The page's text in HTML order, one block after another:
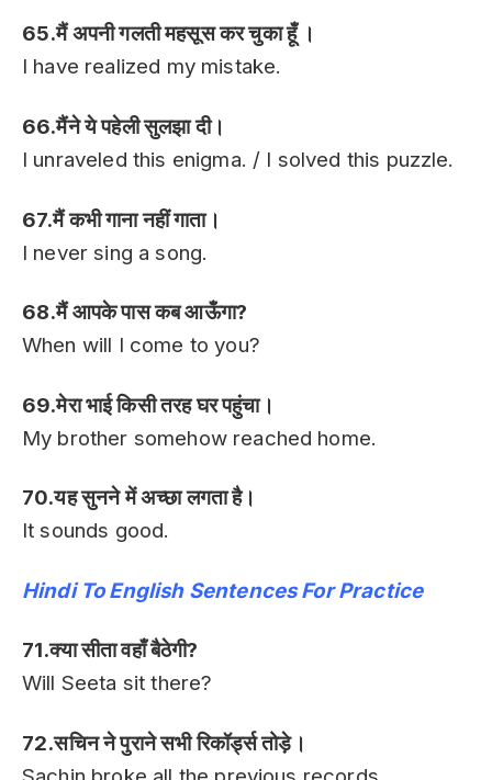
65.मैं अपनी गलती महसूस कर चुका हूँ ।
I have realized my mistake.
66.मैंने ये पहेली सुलझा दी।
I unraveled this enigma. / I solved this puzzle.
67.मैं कभी गाना नहीं गाता।
I never sing a song.
68.मैं आपके पास कब आऊँगा?
When will I come to you?
69.मेरा भाई किसी तरह घर पहुंचा।
My brother somehow reached home.
70.यह सुनने में अच्छा लगता है।
It sounds good.
Hindi To English Sentences For Practice
71.क्या सीता वहाँ बैठेगी?
Will Seeta sit there?
72.सचिन ने पुराने सभी रिकॉर्ड्स तोड़े।